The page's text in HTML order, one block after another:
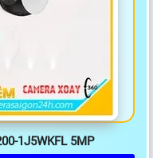
1J5WKFL 5MP